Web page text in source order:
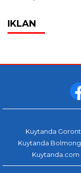
IKLAN
Kuytanda
Kuytanda
Kuytanda.com